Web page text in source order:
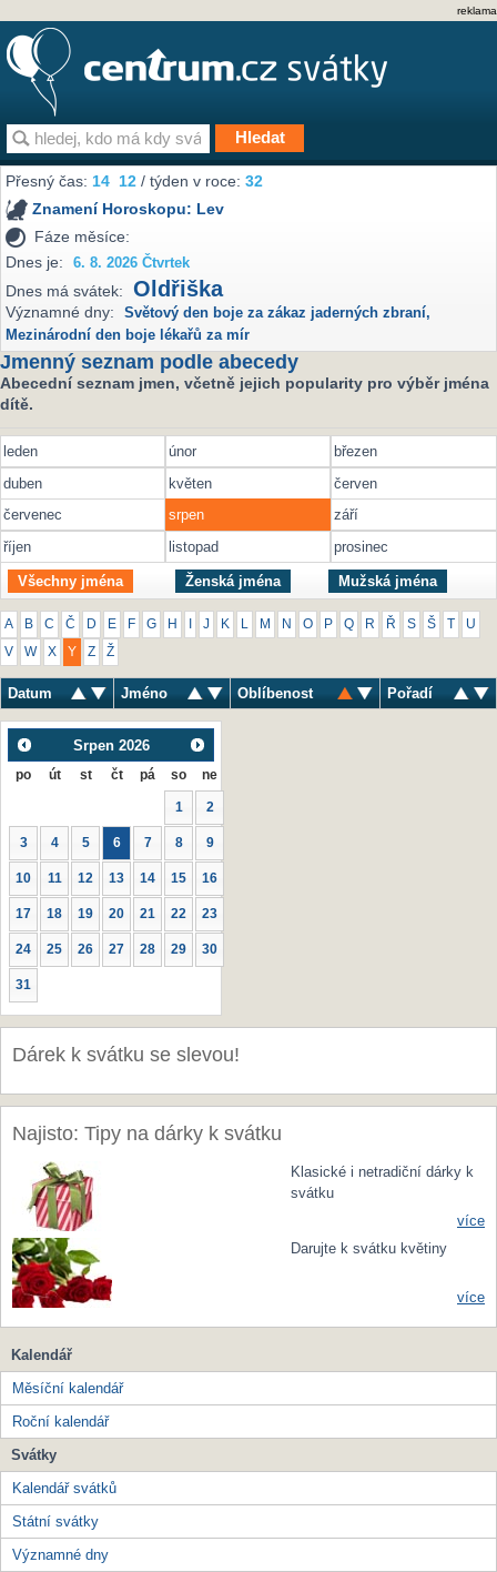
reklama
Přesný čas:14 12 / týden v roce:32
Znamení Horoskopu: Lev
Fáze měsíce:
Dnes je:
6. 8. 2026 Čtvrtek
Dnes má svátek: Oldřiška
Významné dny: Světový den boje za zákaz jaderných zbraní,
Mezinárodní den boje lékařů za mír
Jmenný seznam podle abecedy
Abecední seznam jmen, včetně jejich popularity pro výběr jména
dítě.
leden únor
březen
duben
květen
červen
červenec
srpen
září
říjen
listopad prosinec
Všechny jména Ženská jména Mužská jména
A B C Č D E F G H J K M N O P Q R Ř S Š U
V W X Y Z Ž
Datum Jméno Oblíbenost Pořadí
Srpen 2026
po út st čt pá so ne
1 2
3 4 5 6 7 8 9
10 11 12 13 14 15 16
17 18 19 20 21 22 23
24 25 26 27 28 29 30
31
Dárek k svátku se slevou!
Najisto: Tipy na dárky k svátku
Klasické i netradiční dárky k
svátku
více
Darujte k svátku květiny
více
Kalendář
Měsíční kalendář
Roční kalendář
Svátky
Kalendář svátků
Státní svátky
Významné dny